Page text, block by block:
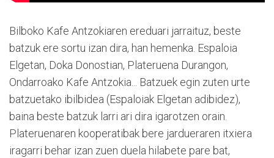
Bilboko Kafe Antzokiaren ereduari jarraituz, beste
batzuk ere sortu izan dira, han hemenka. Espaloia
Elgetan, Doka Donostian, Plateruena Durangon,
Ondarroako Kafe Antzokia... Batzuek egin zuten urte
batzuetako ibilbidea (Espaloiak Elgetan adibidez),
baina beste batzuk larri ari dira igarotzen orain.
Plateruenaren kooperatibak bere jardueraren itxiera
iragarri behar izan zuen duela hilabete pare bat,